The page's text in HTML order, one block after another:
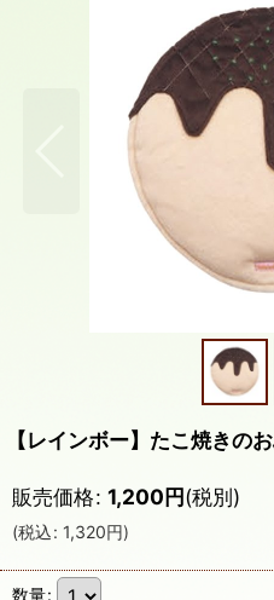
【レインボー】たこ焼きの
販売価格: 1,200円(税別)
(税込: 1,320円)
数量: